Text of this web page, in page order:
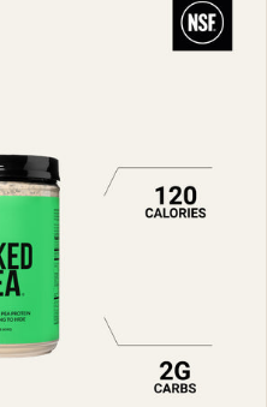
Bestsellery
mleka krów karmionych
z mleka krów
trawą
w proszku